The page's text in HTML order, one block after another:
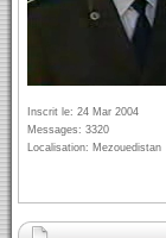
Inscrit le: 24 Mar 2004
Messages: 3320
Localisation: Mezouedistan